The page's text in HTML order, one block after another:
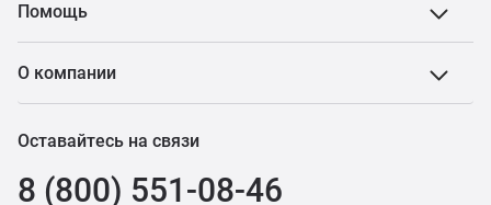
Помощь
О компании
Оставайтесь на связи
8 (800) 551-08-46